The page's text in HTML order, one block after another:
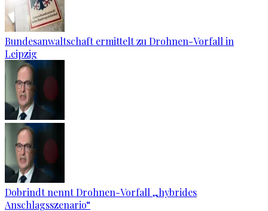
Bundesanwaltschaft ermittelt zu Drohnen-Vorfall in
Leipzig
Dobrindt nennt Drohnen-Vorfall „hybrides
Anschlagsszenario“